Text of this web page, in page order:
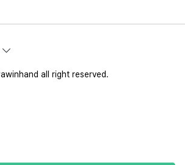
all right reserved.